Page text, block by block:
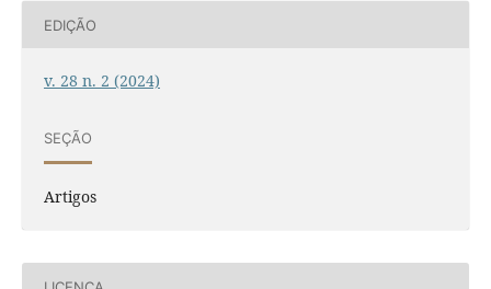
EDIÇÃO
v. 28 n. 2 (2024)
SEÇÃO
Artigos